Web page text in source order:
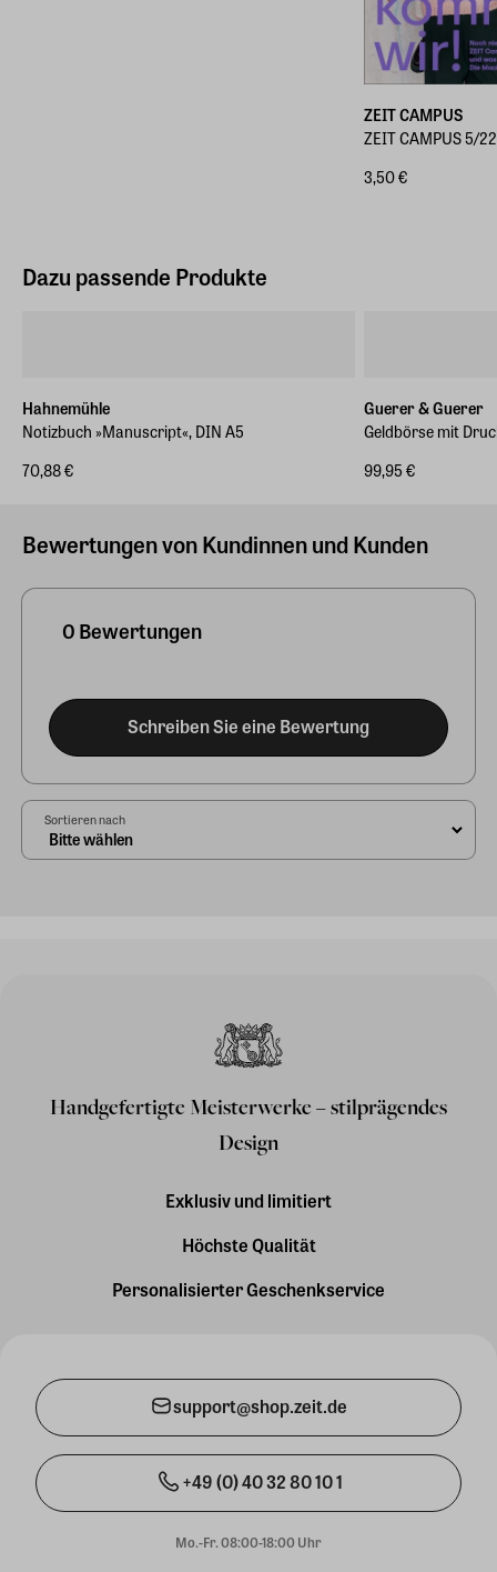
ZEIT CAMPUS
ZEIT CAMPUS 5/
3,50 €
Dazu passende Produkte
Hahnemühle
Notizbuch »Manuscript«, DIN A5
70,88 €
Guerer & Guerer
Geldbörse mit
99,95 €
Bewertungen von Kundinnen und Kunden
0 Bewertungen
Schreiben Sie eine Bewertung
Sortieren nach
Handgefertigte Meisterwerke – stilprägendes
Design
Exklusiv und limitiert
Höchste Qualität
Personalisierter Geschenkservice
support@shop.zeit.de
+49 (0) 40 32 80 10 1
Mo.-Fr. 08:00-18:00 Uhr